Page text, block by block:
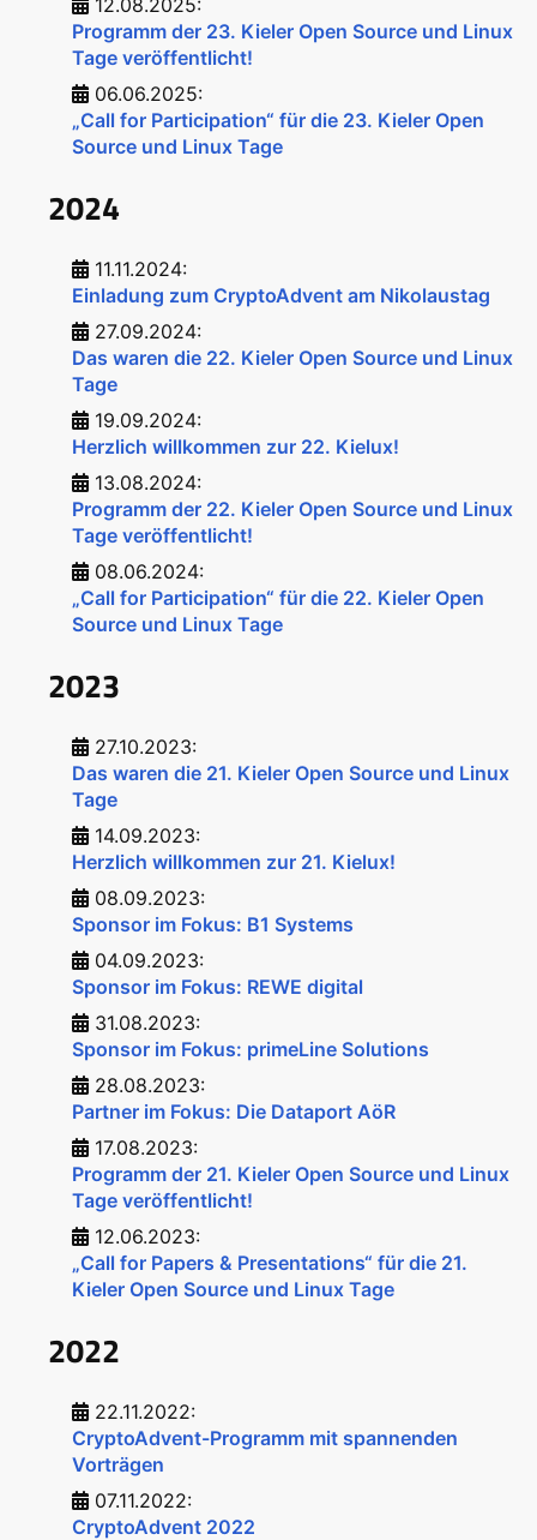
Programm der 23. Kieler Open Source und Linux
Tage veröffentlicht!
06.06.2025:
„Call for Participation“ für die 23. Kieler Open
Source und Linux Tage
2024
11.11.2024:
Einladung zum CryptoAdvent am Nikolaustag
27.09.2024:
Das waren die 22. Kieler Open Source und Linux
Tage
19.09.2024:
Herzlich willkommen zur 22. Kielux!
13.08.2024:
Programm der 22. Kieler Open Source und Linux
Tage veröffentlicht!
08.06.2024:
„Call for Participation“ für die 22. Kieler Open
Source und Linux Tage
2023
27.10.2023:
Das waren die 21. Kieler Open Source und Linux
Tage
14.09.2023:
Herzlich willkommen zur 21. Kielux!
08.09.2023:
Sponsor im Fokus: B1 Systems
04.09.2023:
Sponsor im Fokus: REWE digital
31.08.2023:
Sponsor im Fokus: primeLine Solutions
28.08.2023:
Partner im Fokus: Die Dataport AöR
17.08.2023:
Programm der 21. Kieler Open Source und Linux
Tage veröffentlicht!
12.06.2023:
„Call for Papers & Presentations“ für die 21.
Kieler Open Source und Linux Tage
2022
22.11.2022:
CryptoAdvent-Programm mit spannenden
Vorträgen
07.11.2022:
CryptoAdvent 2022